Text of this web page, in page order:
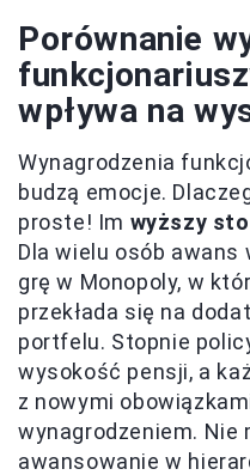
Porównanie
wpływa na
Wynagrodzenia
budzą emocje.
proste! Im wyższy
Dla wielu osób awans
grę w Monopoly, w
przekłada się na
portfelu. Stopnie
wysokość pensji, a
z nowymi
wynagrodzeniem. Nie
awansowanie w